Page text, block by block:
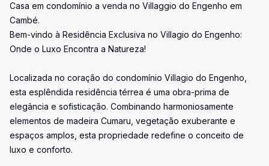
Casa em condomínio a venda no Villaggio do Engenho em
Cambé.
Bem-vindo à Residência Exclusiva no Villagio do Engenho:
Onde o Luxo Encontra a Natureza!
Localizada no coração do condomínio Villagio do Engenho,
esta esplêndida residência térrea é uma obra-prima de
elegância e sofisticação. Combinando harmoniosamente
elementos de madeira Cumaru, vegetação exuberante e
espaços amplos, esta propriedade redefine o conceito de
luxo e conforto.